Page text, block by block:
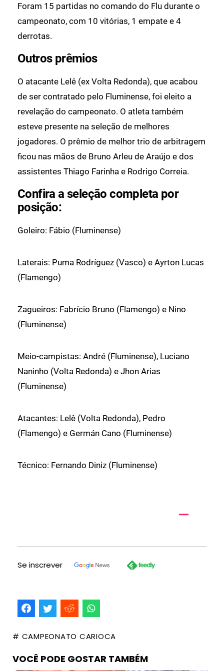
Foram 15 partidas no comando do Flu durante o
campeonato, com 10 vitórias, 1 empate e 4
derrotas.
Outros prêmios
O atacante Lelê (ex Volta Redonda), que acabou
de ser contratado pelo Fluminense, foi eleito a
revelação do campeonato. O atleta também
esteve presente na seleção de melhores
jogadores. O prêmio de melhor trio de arbitragem
ficou nas mãos de Bruno Arleu de Araújo e dos
assistentes Thiago Farinha e Rodrigo Correia.
Confira a seleção completa por
posição:
Goleiro: Fábio (Fluminense)
Laterais: Puma Rodríguez (Vasco) e Ayrton Lucas
(Flamengo)
Zagueiros: Fabrício Bruno (Flamengo) e Nino
(Fluminense)
Meio-campistas: André (Fluminense), Luciano
Naninho (Volta Redonda) e Jhon Arias
(Fluminense)
Atacantes: Lelê (Volta Redonda), Pedro
(Flamengo) e Germán Cano (Fluminense)
Técnico: Fernando Diniz (Fluminense)
Se inscrever
# CAMPEONATO CARIOCA
VOCÊ PODE GOSTAR TAMBÉM